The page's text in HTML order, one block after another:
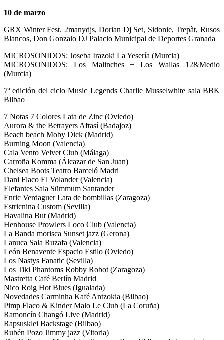
10 de marzo
GRX Winter Fest. 2manydjs, Dorian Dj Set, Sidonie, Trepàt, Rusos
Blancos, Don Gonzalo DJ Palacio Municipal de Deportes Granada
MICROSONIDOS: Joseba Irazoki La Yesería (Murcia)
MICROSONIDOS: Los Malinches + Los Wallas 12&Medio
(Murcia)
7ª edición del ciclo Music Legends Charlie Musselwhite sala BBK
Bilbao
7 Notas 7 Colores Lata de Zinc (Oviedo)
Aurora & the Betrayers Aftasí (Badajoz)
Beach beach Moby Dick (Madrid)
Burning Moon (Valencia)
Cala Vento Velvet Club (Málaga)
Carroña Komma (Álcazar de San Juan)
Chelsea Boots Teatro Barceló Madri
Dani Flaco El Volander (Valencia)
Elefantes Sala Sümmum Santander
Enric Verdaguer Lata de bombillas (Zaragoza)
Estricnina Custom (Sevilla)
Havalina But (Madrid)
Henhouse Prowlers Loco Club (Valencia)
La Banda morisca Sunset jazz (Gerona)
Lanuca Sala Ruzafa (Valencia)
León Benavente Espacio Estilo (Oviedo)
Los Nastys Fanatic (Sevilla)
Los Tiki Phantoms Robby Robot (Zaragoza)
Mastretta Café Berlín Madrid
Nico Roig Hot Blues (Igualada)
Novedades Carminha Kafé Antzokia (Bilbao)
Pimp Flaco & Kinder Malo Le Club (La Coruña)
Ramoncín Changó Live (Madrid)
Rapsusklei Backstage (Bilbao)
Rubén Pozo Jimmy jazz (Vitoria)